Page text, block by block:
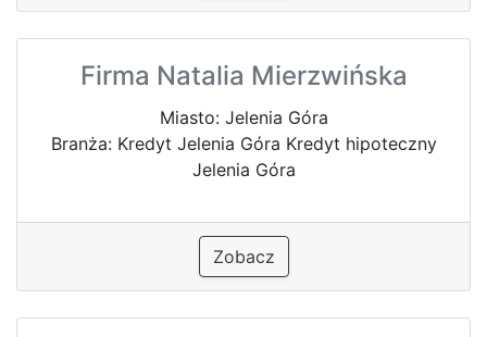
Firma Natalia Mierzwińska
Miasto: Jelenia Góra
Branża: Kredyt Jelenia Góra Kredyt hipoteczny
Jelenia Góra
Zobacz